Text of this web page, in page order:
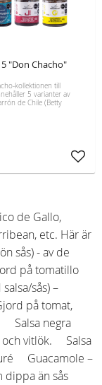
"Don Chacho"
kollektionen till
5 varianter av
de Chile (Betty
de Gallo,
etc. Här är
sås) - av de
på tomatillo
sås) –
på tomat,
Salsa negra
och vitlök. Salsa
Guacamole –
dippa än sås